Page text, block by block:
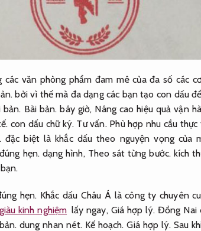
các văn phòng phẩm đam mê của đa số các
bởi vì thế mà đa dạng các bạn tạo con dấu
bản. Bài bản. bây giờ, Nâng cao hiệu quả vận
con dấu chữ ký. Tư vấn. Phù hợp nhu cầu thực
đặc biệt là khắc dấu theo nguyện vọng của
hẹn.dạng hình, Theo sát từng bước. kích
hẹn. Khắc dấu Châu Á là công ty chuyên
kinh nghiệm lấy ngay, Giá hợp lý. Đồng Nai
dung nhan nét. Kế hoạch. Giá hợp lý. Sau